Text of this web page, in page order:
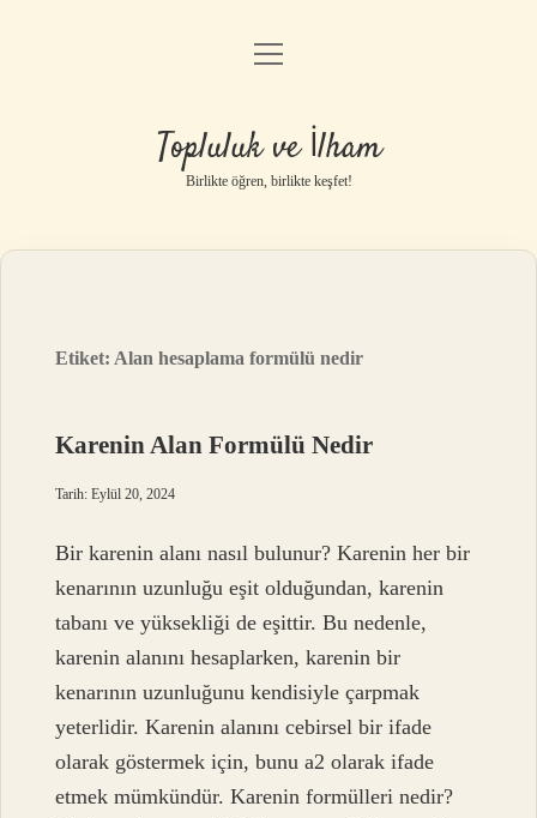
Anasayfa
Gizlilik Politikası
Yasal Uyarı
menüyü
Topluluk ve İlham
Birlikte öğren, birlikte keşfet!
Etiket: Alan hesaplama formülü nedir
Karenin Alan Formülü Nedir
Tarih: Eylül 20, 2024
Bir karenin alanı nasıl bulunur? Karenin her bir
kenarının uzunluğu eşit olduğundan, karenin
tabanı ve yüksekliği de eşittir. Bu nedenle,
karenin alanını hesaplarken, karenin bir
kenarının uzunluğunu kendisiyle çarpmak
yeterlidir. Karenin alanını cebirsel bir ifade
olarak göstermek için, bunu a2 olarak ifade
etmek mümkündür. Karenin formülleri nedir?